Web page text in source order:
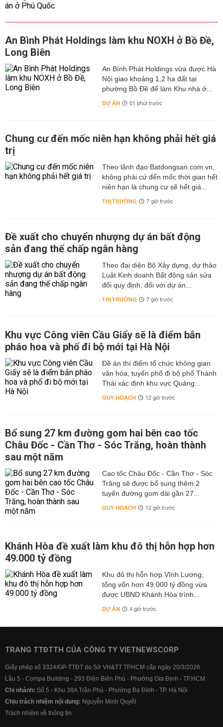
An Bình Phát Holdings làm khu NOXH ở Bồ Đề,
Long Biên
An Bình Phát Holdings vừa được Hà
Nội giao khoảng 1,2 ha đất tại
phường Bồ Đề để làm Khu nhà ở...
DỰ ÁN 01 phút trước
Chung cư đến mốc niên hạn không phải hết giá
trị
Theo lãnh đạo Batdongsan.com.vn,
không phải cứ đến mốc thời gian hết
niên hạn là chung cư sẽ hết giá...
THỊ TRƯỜNG 7 giờ trước
Đề xuất cho chuyển nhượng dự án bất động
sản đang thế chấp ngân hàng
Theo đại diện Bộ Xây dựng, dự thảo
Luật Kinh doanh Bất động sản sửa
đổi quy định, đối với dự án...
THỊ TRƯỜNG 7 giờ trước
Khu vực Công viên Cầu Giấy sẽ là điểm bắn
pháo hoa và phố đi bộ mới tại Hà Nội
Đề án thí điểm tổ chức không gian
văn hóa, tuyến phố đi bộ phố Thành
Thái xác định khu vực Quảng...
QUY HOẠCH 12 giờ trước
Bổ sung 27 km đường gom hai bên cao tốc
Châu Đốc - Cần Thơ - Sóc Trăng, hoàn thành
sau một năm
Cao tốc Châu Đốc - Cần Thơ - Sóc
Trăng sẽ được bổ sung thêm 2
tuyến đường gom dài gần 27...
QUY HOẠCH 12 giờ trước
Khánh Hòa đề xuất làm khu đô thị hỗn hợp hơn
49.000 tỷ đồng
Khu đô thị hỗn hợp Vĩnh Lương,
tổng vốn hơn 49.000 tỷ đồng vừa
được UBND Khánh Hòa trình...
DỰ ÁN 4 giờ trước
TRANG TTĐTTH CỦA CÔNG TY VIETNEWSCORP
Giấy phép số 3324/GP-TTĐT do Sở VH&TT TPHCM cấp ngày 20/3/2026
Lầu 5 - Compa Building - 293 Điện Biên Phủ - Phường Gia Định - TP.HCM
Chi nhánh: Số 5 - Khu 38A Trần Phú - Phường Ba Đình - TP. Hà Nội
Chịu trách nhiệm nội dung: Nguyễn Minh Quyết
Trách nhiệm về thông tin